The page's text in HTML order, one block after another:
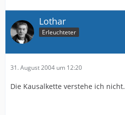
Lothar
Erleuchteter
31. August 2004 um 12:20
Die Kausalkette verstehe ich nicht.